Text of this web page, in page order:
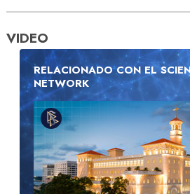
VIDEO
RELACIONADO CON EL
NETWORK